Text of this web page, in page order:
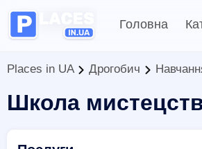
Головна
Places in UA Дрогобич
Школа